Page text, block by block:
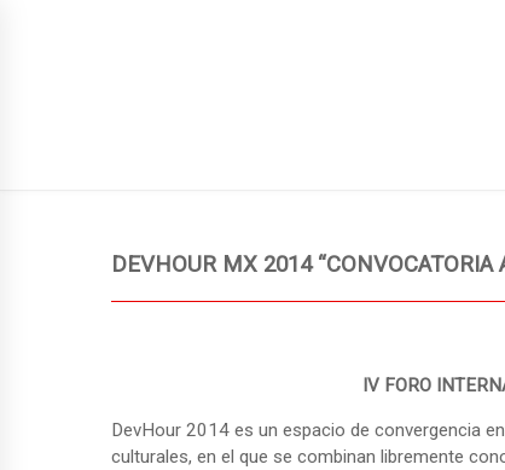
DEVHOUR MX 2014 “CONVOCATORIA
IV FORO
DevHour 2014 es un espacio de convergencia
culturales, en el que se combinan libremente